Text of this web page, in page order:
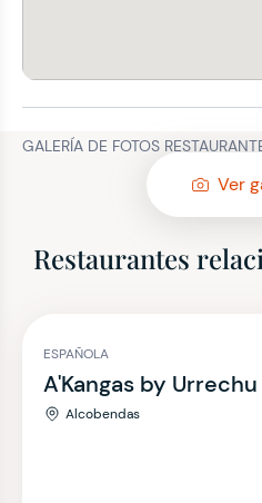
GALERÍA DE FOTOS
Ver
Restaurantes
ESPAÑOLA
A'Kangas by Urrechu
Alcobendas